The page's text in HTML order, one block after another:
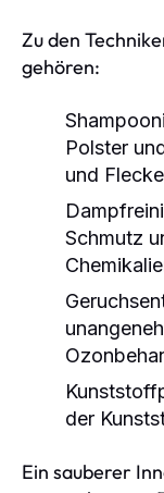
Zu den
gehören:
Polster
und
Schmutz
der
Ein sauberer